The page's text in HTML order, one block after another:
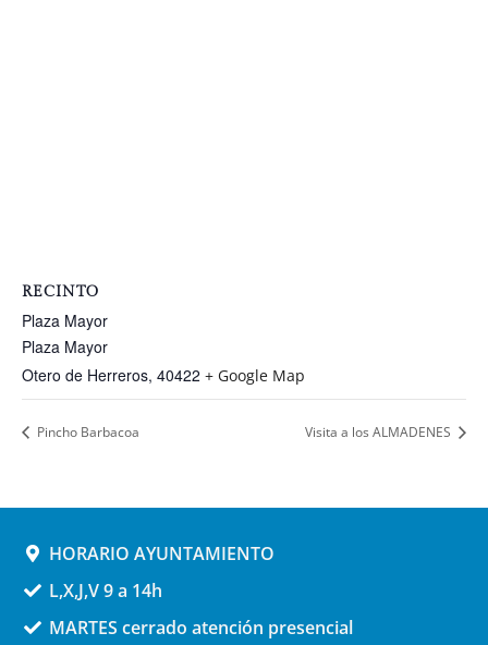
RECINTO
Plaza Mayor
Plaza Mayor
Otero de Herreros, 40422 + Google Map
Pincho Barbacoa Visita a los ALMADENES
HORARIO AYUNTAMIENTO
L,X,J,V 9 a 14h
MARTES cerrado atención presencial